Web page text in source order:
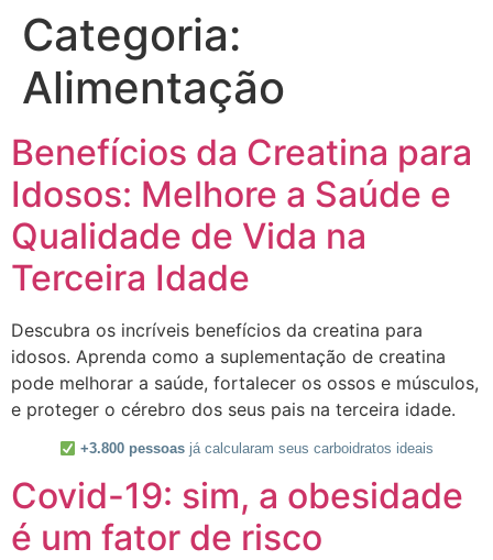
Categoria:
Alimentação
Benefícios da Creatina para
Idosos: Melhore a Saúde e
Qualidade de Vida na
Terceira Idade
Descubra os incríveis benefícios da creatina para
idosos. Aprenda como a suplementação de creatina
pode melhorar a saúde, fortalecer os ossos e músculos,
e proteger o cérebro dos seus pais na terceira idade.
+3.800 pessoasjá calcularam seus carboidratos ideais
Covid-19: sim, a obesidade
é um fator de risco